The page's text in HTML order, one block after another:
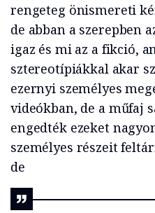
rengeteg önismereti
de abban a szerepben
igaz és mi az a fikció,
sztereotípiákkal akar
ezernyi személyes
videókban, de a műfaj
engedték ezeket
személyes részeit
de